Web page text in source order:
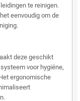
te reinigen.
eenvoudig om de
deze geschikt
voor hygiëne,
ergonomische